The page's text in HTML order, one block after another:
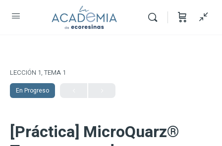
LECCIÓN 1, TEMA 1
En Progreso
[Práctica] MicroQuarz®